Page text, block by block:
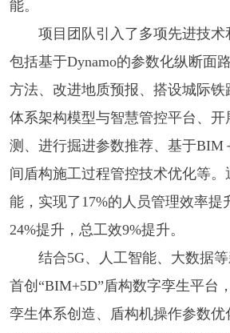
能。
项目团队引入了多项先进技术
包括基于Dynamo的参数化纵断面
方法、改进地质预报、搭设城际铁
体系架构模型与智慧管控平台、开
测、进行掘进参数推荐、基于BIM
间盾构施工过程管控技术优化等
能，实现了17%的人员管理效率提
24%提升，总工效9%提升。
结合5G、人工智能、大数据
首创“BIM+5D”盾构数字孪生平台
孪生体系创造、盾构机操作参数优